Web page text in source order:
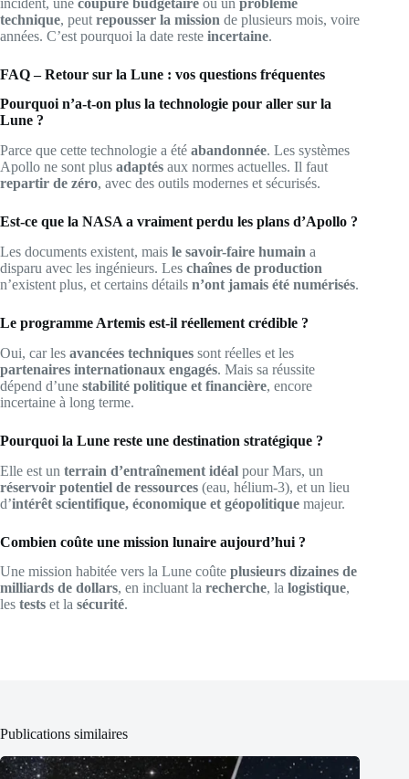
technique, peut repousser la mission de plusieurs mois, voire
années. C’est pourquoi la date reste incertaine.
FAQ – Retour sur la Lune : vos questions fréquentes
Pourquoi n’a-t-on plus la technologie pour aller sur la
Lune ?
Parce que cette technologie a été abandonnée. Les systèmes
Apollo ne sont plus adaptés aux normes actuelles. Il faut
repartir de zéro, avec des outils modernes et sécurisés.
Est-ce que la NASA a vraiment perdu les plans d’Apollo ?
Les documents existent, mais le savoir-faire humain a
disparu avec les ingénieurs. Les chaînes de production
n’existent plus, et certains détails n’ont jamais été numérisés.
Le programme Artemis est-il réellement crédible ?
Oui, car les avancées techniques sont réelles et les
partenaires internationaux engagés. Mais sa réussite
dépend d’une stabilité politique et financière, encore
incertaine à long terme.
Pourquoi la Lune reste une destination stratégique ?
Elle est un terrain d’entraînement idéal pour Mars, un
réservoir potentiel de ressources (eau, hélium-3), et un lieu
d’intérêt scientifique, économique et géopolitique majeur.
Combien coûte une mission lunaire aujourd’hui ?
Une mission habitée vers la Lune coûte plusieurs dizaines de
milliards de dollars, en incluant la recherche, la logistique,
les tests et la sécurité.
Publications similaires